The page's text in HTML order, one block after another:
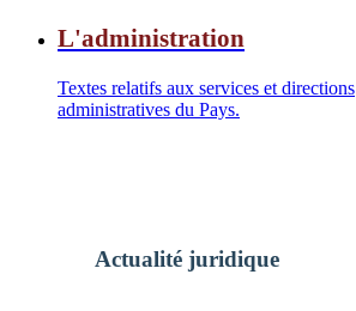
L'administration
Textes relatifs aux services et directions
administratives du Pays.
Actualité juridique